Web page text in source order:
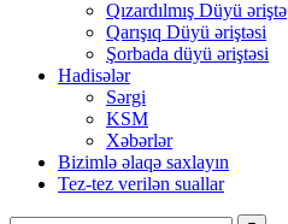
Qızardılmış Düyü əriştə
Qarışıq Düyü əriştəsi
Şorbada düyü əriştəsi
Hadisələr
Sərgi
KSM
Xəbərlər
Bizimlə əlaqə saxlayın
Tez-tez verilən suallar